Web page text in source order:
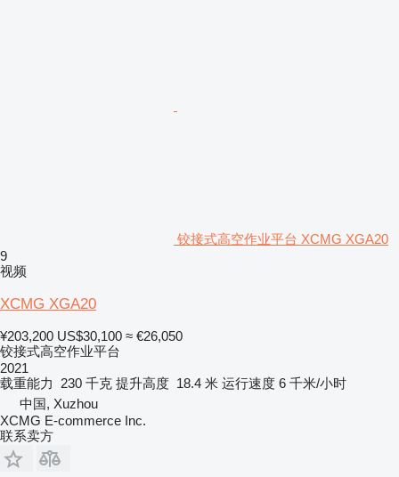
铰接式高空作业平台 XCMG XGA20
9
视频
XCMG XGA20
¥203,200 US$30,100 ≈ €26,050
铰接式高空作业平台
2021
载重能力
230 千克 提升高度 18.4 米 运行速度 6 千米/小时
中国, Xuzhou
XCMG E-commerce Inc.
联系卖方